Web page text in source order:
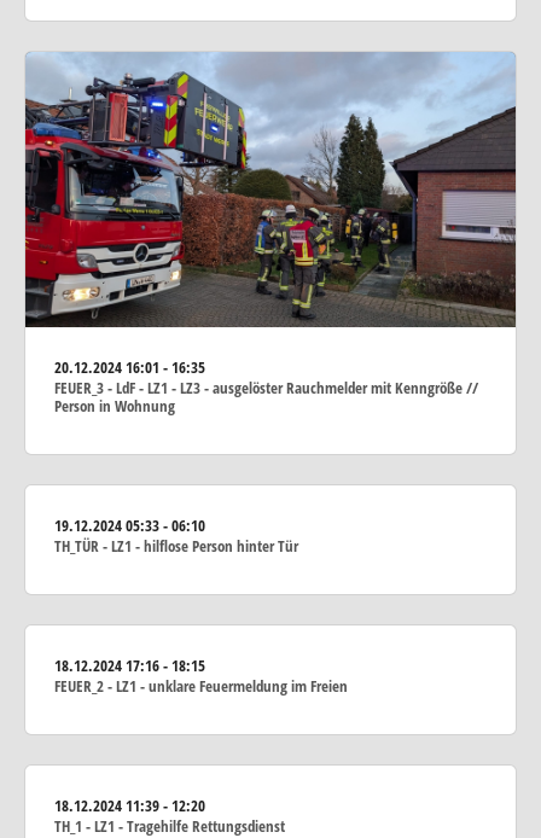
20.12.202416:01 - 16:35
FEUER_3 - LdF - LZ1 - LZ3 - ausgelöster Rauchmelder mit Kenngröße //
Person in Wohnung
19.12.202405:33 - 06:10
TH_TÜR - LZ1 - hilflose Person hinter Tür
18.12.202417:16 - 18:15
FEUER_2 - LZ1 - unklare Feuermeldung im Freien
18.12.202411:39 - 12:20
TH_1 - LZ1 - Tragehilfe Rettungsdienst